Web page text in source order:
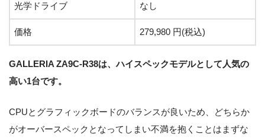
光学ドライブ なし
価格 279,980 円(税込)
GALLERIA ZA9C-R38は、ハイスペックモデルとして人気の
高い1台です。
CPUとグラフィックボードのバランスが良いため、どちらか
がオーバースペックとなってしまい不満を抱くことはまずな